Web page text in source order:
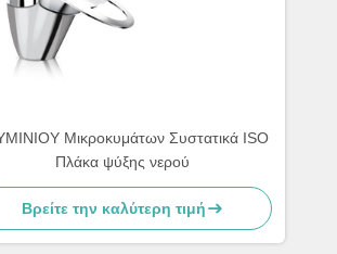
Μικροκυμάτων Συστατικά ISO
Πλάκα ψύξης νερού
Βρείτε την καλύτερη τιμή